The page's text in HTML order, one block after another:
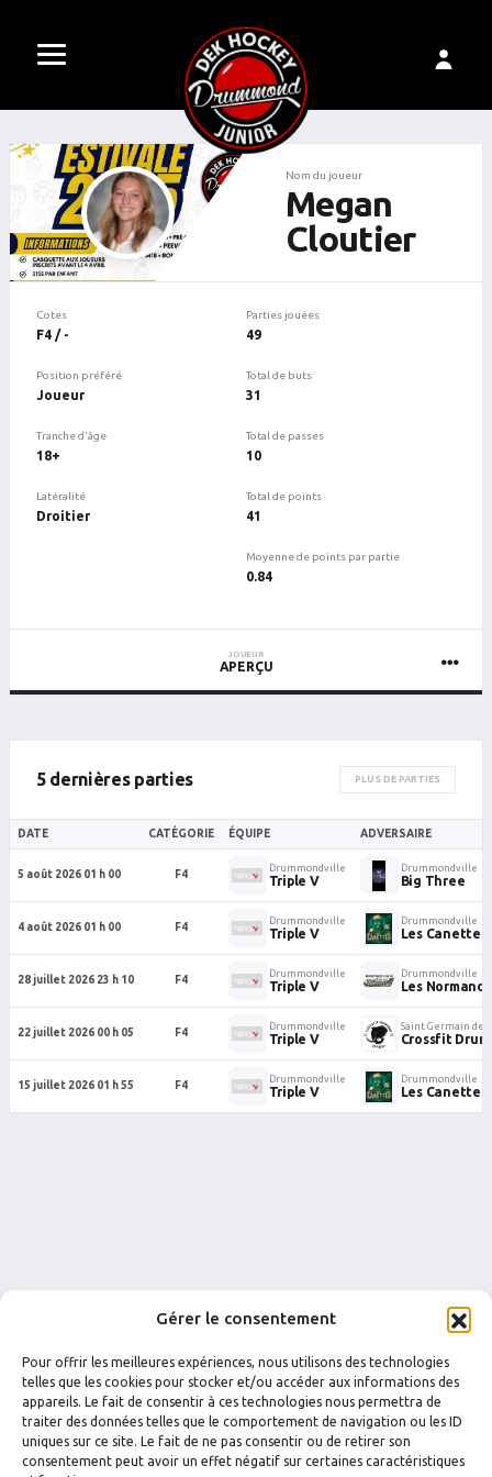
Gérer le consentement
Pour offrir les meilleures expériences, nous utilisons des technologies
telles que les cookies pour stocker et/ou accéder aux informations des
appareils. Le fait de consentir à ces technologies nous permettra de
traiter des données telles que le comportement de navigation ou les ID
uniques sur ce site. Le fait de ne pas consentir ou de retirer son
consentement peut avoir un effet négatif sur certaines caractéristiques
Nom du joueur
Megan
Cloutier
Cotes
F4 / -
Position préféré
Joueur
Tranche d'âge
18+
Latéralité
Droitier
Parties jouées
49
Total de buts
31
Total de passes
10
Total de points
41
Moyenne de points par partie
0.84
JOUEUR
APERÇU
5 dernières parties PLUS DE PARTIES
DATE CATÉGORIE ÉQUIPE ADVERSAIRE
5 août 2026 01 h 00 F4
Drummondville
Triple V
Drummondville
Big Three
4 août 2026 01 h 00 F4
Drummondville
Triple V
Drummondville
Les Canettes
28 juillet 2026 23 h 10 F4
Drummondville
Triple V
Drummondville
Les
22 juillet 2026 00 h 05 F4
Drummondville
Triple V
Saint Germain de
Crossfit
15 juillet 2026 01 h 55 F4
Drummondville
Triple V
Drummondville
Les Canettes
FACEBOOK INSTAGRAM